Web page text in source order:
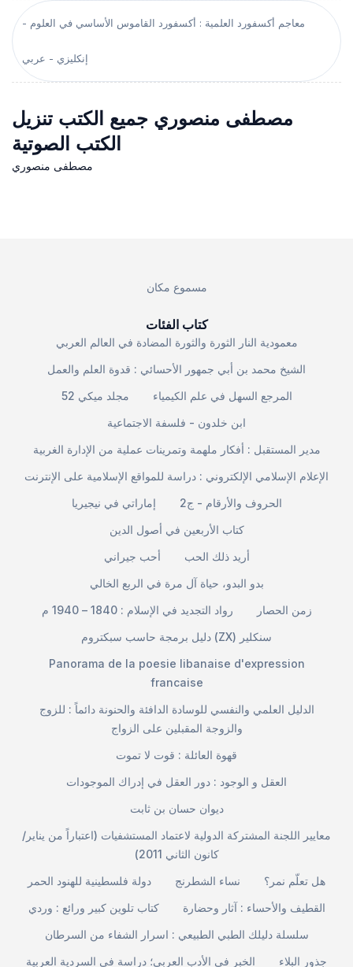
معاجم أكسفورد العلمية : أكسفورد القاموس الأساسي في العلوم -
إنكليزي - عربي
مصطفى منصوري جميع الكتب تنزيل
الكتب الصوتية
مصطفى منصوري
مسموع مكان
كتاب الفئات
معمودية النار الثورة والثورة المضادة في العالم العربي
الشيخ محمد بن أبي جمهور الأحسائي : قدوة العلم والعمل
مجلد ميكي 52
المرجع السهل في علم الكيمياء
ابن خلدون - فلسفة الاجتماعية
مدير المستقبل : أفكار ملهمة وتمرينات عملية من الإدارة الغربية
الإعلام الإسلامي الإلكتروني : دراسة للمواقع الإسلامية على الإنترنت
إماراتي في نيجيريا
الحروف والأرقام - ج2
كتاب الأربعين في أصول الدين
أحب جيراني
أريد ذلك الحب
بدو البدو، حياة آل مرة في الربع الخالي
رواد التجديد في الإسلام : 1840 – 1940 م
زمن الحصار
دليل برمجة حاسب سبكتروم (ZX) سنكلير
Panorama de la poesie libanaise d'expression
francaise
الدليل العلمي والنفسي للوسادة الدافئة والحنونة دائماً : للزوج
والزوجة المقبلين على الزواج
قهوة العائلة : قوت لا تموت
العقل و الوجود : دور العقل في إدراك الموجودات
ديوان حسان بن ثابت
معايير اللجنة المشتركة الدولية لاعتماد المستشفيات (اعتباراً من يناير/
كانون الثاني 2011)
دولة فلسطينية للهنود الحمر
نساء الشطرنج
هل تعلّم نمر؟
كتاب تلوين كبير ورائع : وردي
القطيف والأحساء : آثار وحضارة
سلسلة دليلك الطبي الطبيعي : اسرار الشفاء من السرطان
الخبر في الأدب العربي؛ دراسة في السردية العربية
جذور البلاء